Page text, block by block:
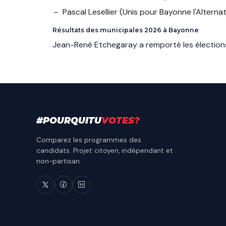
Pascal Lesellier(Unis pour Bayonne
Résultats des municipales 2026 à Bayonne
Jean-René Etchegaray a remporté les
#POURQUITUVOTES?
Comparez les programmes des
candidats. Projet citoyen, indépendant et
non-partisan.